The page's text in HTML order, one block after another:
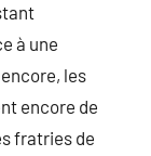
à une
les
encore de
fratries de